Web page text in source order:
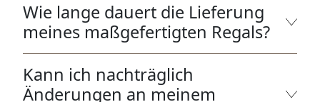
Wie lange dauert die Lieferung
meines maßgefertigten Regals?
Kann ich nachträglich
Änderungen an meinem